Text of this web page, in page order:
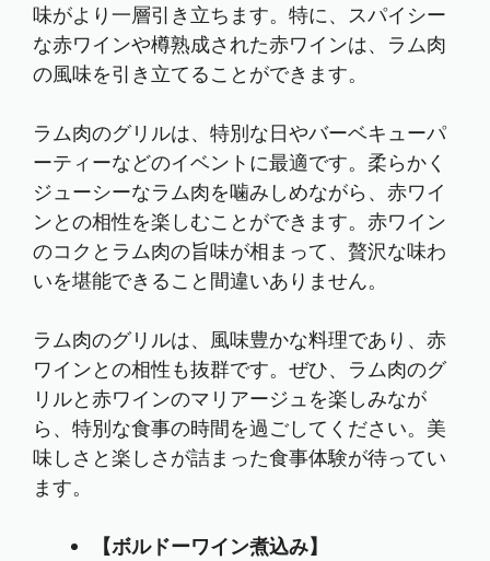
味がより一層引き立ちます。特に、スパイシー
な赤ワインや樽熟成された赤ワインは、ラム肉
の風味を引き立てることができます。
ラム肉のグリルは、特別な日やバーベキューパ
ーティーなどのイベントに最適です。柔らかく
ジューシーなラム肉を噛みしめながら、赤ワイ
ンとの相性を楽しむことができます。赤ワイン
のコクとラム肉の旨味が相まって、贅沢な味わ
いを堪能できること間違いありません。
ラム肉のグリルは、風味豊かな料理であり、赤
ワインとの相性も抜群です。ぜひ、ラム肉のグ
リルと赤ワインのマリアージュを楽しみなが
ら、特別な食事の時間を過ごしてください。美
味しさと楽しさが詰まった食事体験が待ってい
ます。
【ボルドーワイン煮込み】